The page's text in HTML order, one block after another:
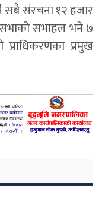
संरचना १२ हजार
सभाहल भने ७
प्रमुख